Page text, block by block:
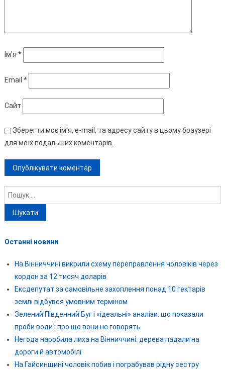
Ім'я *
Email *
Сайт
Зберегти моє ім'я, e-mail, та адресу сайту в цьому браузері
для моїх подальших коментарів.
Пошук:
Останні новини
На Вінниччині викрили схему переправлення чоловіків через
кордон за 12 тисяч доларів
Ексдепутат за самовільне захоплення понад 10 гектарів
землі відбувся умовним терміном
Зелений Південний Буг і «ідеальні» аналізи: що показали
проби води і про що вони не говорять
Негода наробила лиха на Вінниччині: дерева падали на
дороги й автомобілі
На Гайсинщині чоловік побив і пограбував рідну сестру